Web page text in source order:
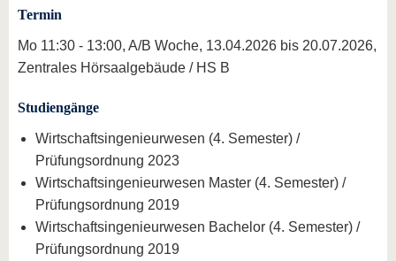
Termin
Mo 11:30 - 13:00, A/B Woche, 13.04.2026 bis 20.07.2026,
Zentrales Hörsaalgebäude / HS B
Studiengänge
Wirtschaftsingenieurwesen (4. Semester) /
Prüfungsordnung 2023
Wirtschaftsingenieurwesen Master (4. Semester) /
Prüfungsordnung 2019
Wirtschaftsingenieurwesen Bachelor (4. Semester) /
Prüfungsordnung 2019